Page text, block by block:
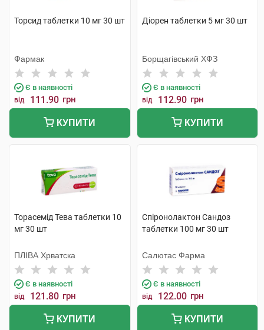
Торсид таблетки 10 мг 30 шт
Фармак
Є в наявності
від 111.90 грн
КУПИТИ
Діорен таблетки 5 мг 30 шт
Борщагівський ХФЗ
Є в наявності
від 112.90 грн
КУПИТИ
Торасемід Тева таблетки 10
мг 30 шт
ПЛІВА Хрватска
Є в наявності
від 121.80 грн
КУПИТИ
Спіронолактон Сандоз
таблетки 100 мг 30 шт
Салютас Фарма
Є в наявності
від 122.00 грн
КУПИТИ